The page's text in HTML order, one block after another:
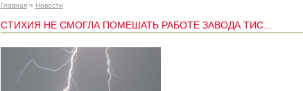
Главная» Новости
СТИХИЯ НЕ СМОГЛА ПОМЕШАТЬ РАБОТЕ ЗАВОДА ТИС...